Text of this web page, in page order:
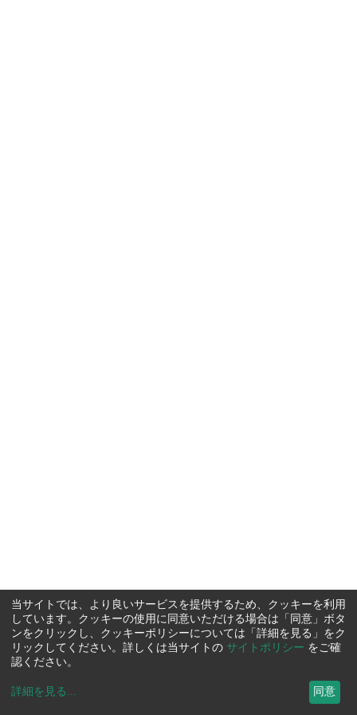
当サイトでは、より良いサービスを提供するため、クッキーを利用
しています。クッキーの使用に同意いただける場合は「同意」ボタ
ンをクリックし、クッキーポリシーについては「詳細を見る」をク
リックしてください。詳しくは当サイトの サイトポリシー をご確
認ください。
詳細を見る ... 同意